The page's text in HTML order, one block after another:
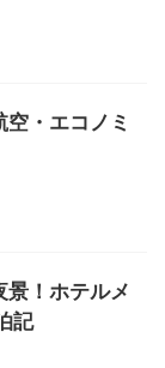
・エコノミ
景！ホテルメ
記